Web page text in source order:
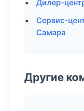
Дилер-
Сервис-
Самара
Другие